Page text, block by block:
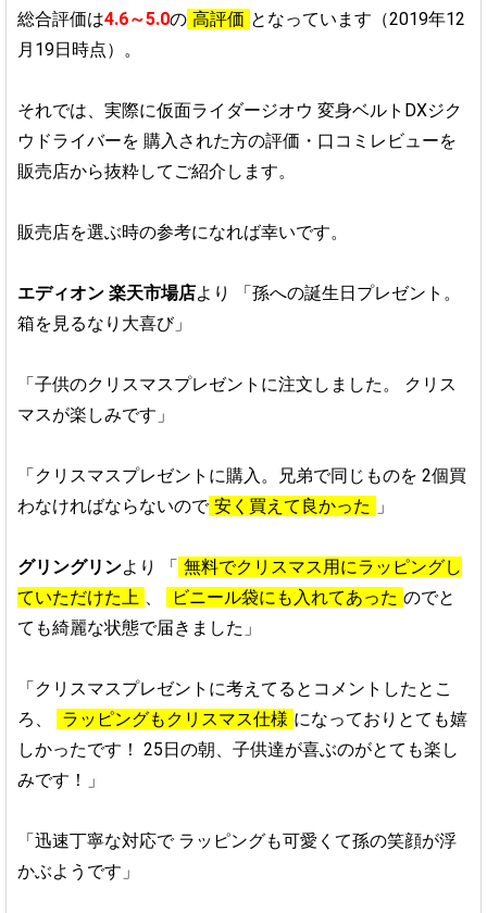
総合評価は4.6～5.0の 高評価 となっています（2019年12
月19日時点）。
それでは、実際に仮面ライダージオウ 変身ベルトDXジク
ウドライバーを 購入された方の評価・口コミレビューを
販売店から抜粋してご紹介します。
販売店を選ぶ時の参考になれば幸いです。
エディオン 楽天市場店より
「孫への誕生日プレゼント。
箱を見るなり大喜び」
「子供のクリスマスプレゼントに注文しました。
クリス
マスが楽しみです」
「クリスマスプレゼントに購入。兄弟で同じものを 2個買
わなければならないので 安く買えて良かった 」
グリングリンより 「 無料でクリスマス用にラッピングし
ていただけた上 、 ビニール袋にも入れてあった のでと
ても綺麗な状態で届きました」
「クリスマスプレゼントに考えてるとコメントしたとこ
ろ、
ラッピングもクリスマス仕様 になっておりとても嬉
しかったです！ 25日の朝、子供達が喜ぶのがとても楽し
みです！」
「迅速丁寧な対応でラッピングも可愛くて孫の笑顔が浮
かぶようです」